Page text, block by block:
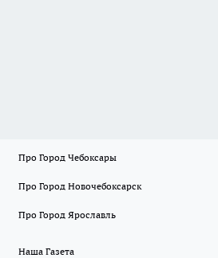
Про Город Чебоксары
Про Город Новочебоксарск
Про Город Ярославль
Наша Газета